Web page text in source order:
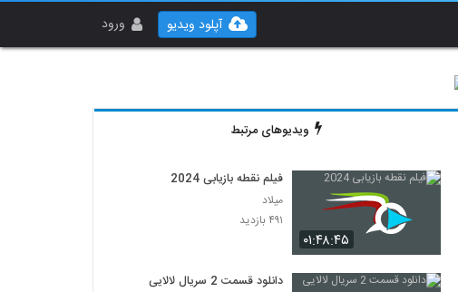
ورود آپلود ویدیو
ویدیوهای مرتبط
۰۱:۴۸:۴۵
فیلم نقطه بازیابی 2024
میلاد
۴۹۱ بازدید
دانلود قسمت 2 سریال لالایی